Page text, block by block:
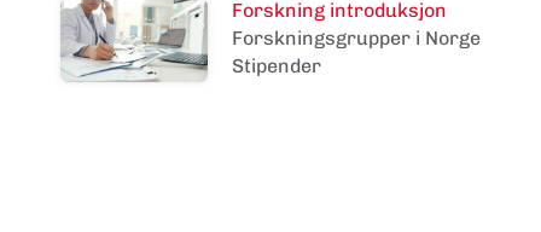
Forskning introduksjon
Forskningsgrupper i Norge
Stipender